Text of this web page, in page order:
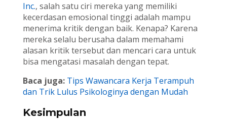
Inc., salah satu ciri mereka yang memiliki
kecerdasan emosional tinggi adalah mampu
menerima kritik dengan baik. Kenapa? Karena
mereka selalu berusaha dalam memahami
alasan kritik tersebut dan mencari cara untuk
bisa mengatasi masalah dengan tepat.
Baca juga: Tips Wawancara Kerja Terampuh
dan Trik Lulus Psikologinya dengan Mudah
Kesimpulan